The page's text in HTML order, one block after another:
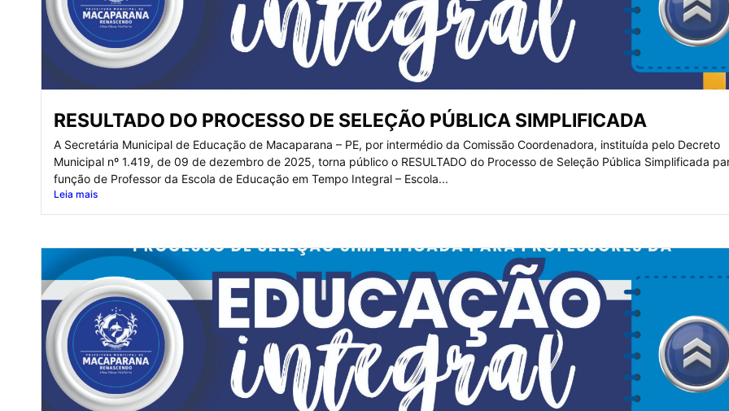
RESULTADO DO PROCESSO DE SELEÇÃO PÚBLICA SIMPLIFICADA
A Secretária Municipal de Educação de Macaparana – PE, por intermédio da Comissão Coordenadora, instituída pelo Decreto
Municipal nº 1.419, de 09 de dezembro de 2025, torna público o RESULTADO do Processo de Seleção Pública Simplificada
função de Professor da Escola de Educação em Tempo Integral – Escola...
Leia mais